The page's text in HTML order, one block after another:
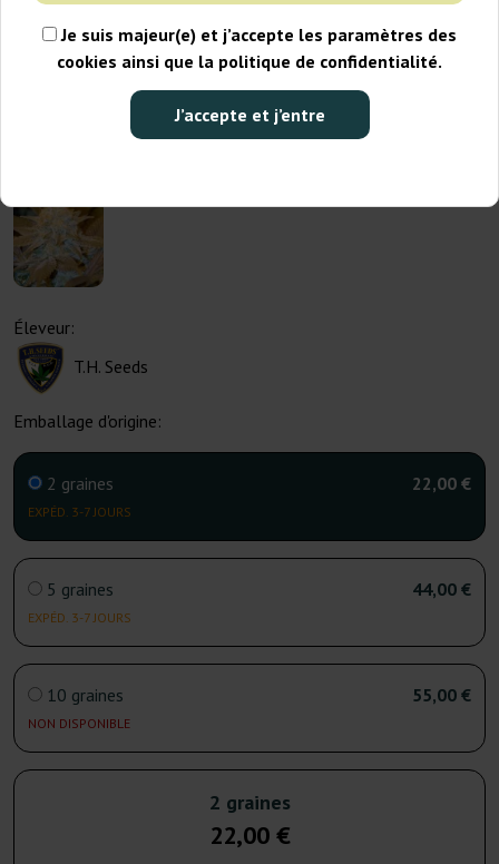
Je suis majeur(e) et j’accepte les paramètres des
cookies ainsi que la politique de confidentialité.
J’accepte et j’entre
Éleveur:
T.H. Seeds
Emballage d'origine:
2 graines
EXPÉD. 3-7 JOURS
22,00 €
5 graines
EXPÉD. 3-7 JOURS
44,00 €
10 graines
NON DISPONIBLE
55,00 €
2 graines
22,00 €